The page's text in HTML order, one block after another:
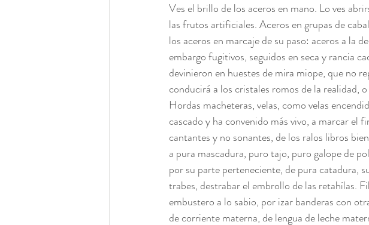
Ves el brillo de los aceros en mano. Lo ves
las frutos artificiales. Aceros en grupas de
los aceros en marcaje de su paso: aceros a la
embargo fugitivos, seguidos en seca y rancia
devinieron en huestes de mira miope, que no
conducirá a los cristales romos de la realidad,
Hordas macheteras, velas, como velas
cascado y ha convenido más vivo, a marcar el
cantantes y no sonantes, de los ralos libros
a pura mascadura, puro tajo, puro galope de
por su parte perteneciente, de pura catadura,
trabes, destrabar el embrollo de las retahílas.
embustero a lo sabio, por izar banderas con
de corriente materna, de lengua de leche